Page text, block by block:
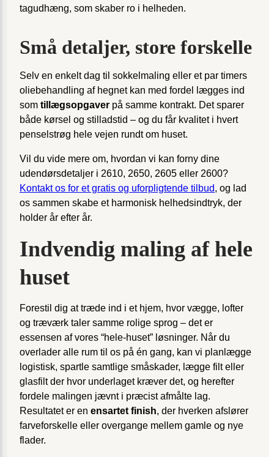
tagudhæng, som skaber ro i helheden.
Små detaljer, store forskelle
Selv en enkelt dag til sokkel­maling eller et par timers
olie­behandling af hegnet kan med fordel lægges ind
som tillægs­opgaver på samme kontrakt. Det sparer
både kørsel og stilladstid – og du får kvalitet i hvert
penselstrøg hele vejen rundt om huset.
Vil du vide mere om, hvordan vi kan forny dine
udendørsdetaljer i 2610, 2650, 2605 eller 2600?
Kontakt os for et gratis og uforpligtende tilbud, og lad
os sammen skabe et harmonisk helheds­indtryk, der
holder år efter år.
Indvendig maling af hele
huset
Forestil dig at træde ind i et hjem, hvor vægge, lofter
og træværk taler samme rolige sprog – det er
essensen af vores “hele-huset” løsninger. Når du
overlader alle rum til os på én gang, kan vi planlægge
logistisk, spartle samtlige småskader, lægge filt eller
glasfilt der hvor underlaget kræver det, og herefter
fordele malingen jævnt i præcist afmålte lag.
Resultatet er en ensartet finish, der hverken afslører
farveforskelle eller overgange mellem gamle og nye
flader.